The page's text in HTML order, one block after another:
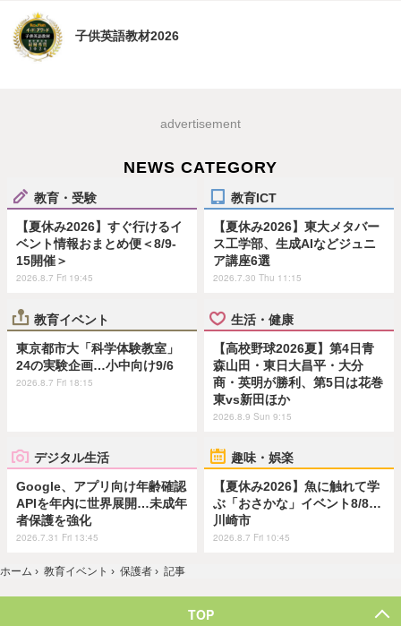
子供英語教材2026
advertisement
NEWS CATEGORY
教育・受験
【夏休み2026】すぐ行けるイ
ベント情報おまとめ便＜8/9-
15開催＞
2026.8.7 Fri 19:45
教育ICT
【夏休み2026】東大メタバー
ス工学部、生成AIなどジュニ
ア講座6選
2026.7.30 Thu 11:15
教育イベント
東京都市大「科学体験教室」
24の実験企画…小中向け9/6
2026.8.7 Fri 18:15
生活・健康
【高校野球2026夏】第4日青
森山田・東日大昌平・大分
商・英明が勝利、第5日は花巻
東vs新田ほか
2026.8.9 Sun 9:15
デジタル生活
Google、アプリ向け年齢確認
APIを年内に世界展開…未成年
者保護を強化
2026.7.31 Fri 13:45
趣味・娯楽
【夏休み2026】魚に触れて学
ぶ「おさかな」イベント8/8…
川崎市
2026.8.7 Fri 10:45
ホーム › 教育イベント › 保護者 › 記事
TOP